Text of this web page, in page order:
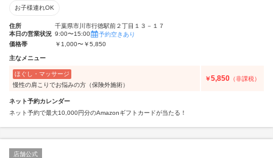
お子様連れOK
住所
千葉県市川市行徳駅前２丁目１３－１７
本日の営業状況 9:00〜15:00
予約空きあり
価格帯
￥1,000〜￥5,850
主なメニュー
ほぐし・マッサージ
慢性の肩こりでお悩みの方（保険外施術）
￥5,850 （非課税）
ネット予約カレンダー
ネット予約で最大10,000円分のAmazonギフトカードが当たる！
店舗公式